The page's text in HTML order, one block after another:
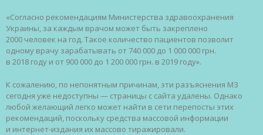
«Согласно рекомендациям Министерства здравоохранения
Украины, за каждым врачом может быть закреплено
2000 человек на год. Такое количество пациентов позволит
одному врачу зарабатывать от 740 000 до 1 000 000 грн.
в 2018 году и от 900 000 до 1 200 000 грн. в 2019 году».
К сожалению, по непонятным причинам, эти разъяснения МЗ
сегодня уже недоступны — страницы с сайта удалены. Однако
любой желающий легко может найти в сети перепосты этих
рекомендаций, поскольку средства массовой информации
и интернет-­издания их массово тиражировали.